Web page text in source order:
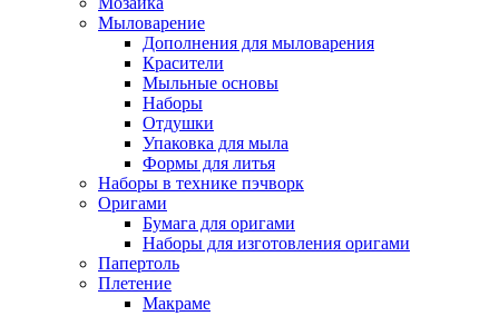
Мыловарение
Дополнения для мыловарения
Красители
Мыльные основы
Наборы
Отдушки
Упаковка для мыла
Формы для литья
Наборы в технике пэчворк
Оригами
Бумага для оригами
Наборы для изготовления оригами
Папертоль
Плетение
Макраме